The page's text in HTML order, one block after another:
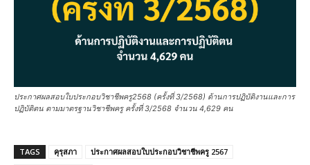
ประกาศผลสอบใบประกอบวิชาชีพครู2568 (ครั้งที่ 3/2568) ด้านการปฏิบัติงานและการ
ปฏิบัติตน ตามมาตรฐานวิชาชีพครู ครั้งที่ 3/2568 จำนวน 4,629 คน
TAGS คุรุสภา
ประกาศผลสอบใบประกอบวิชาชีพครู 2567